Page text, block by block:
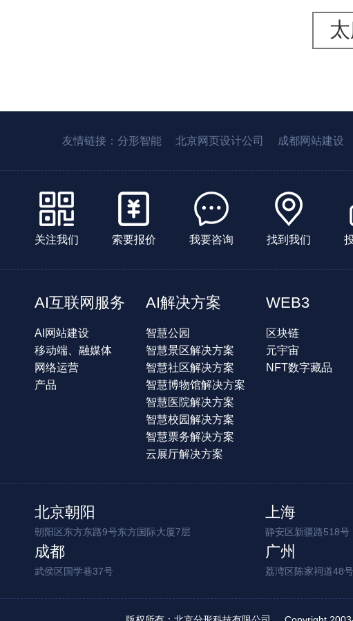
友情链接： 分形智能 北京网页设计公司 成都网站建设
关注我们 索要报价 我要咨询 找到我们
AI互联网服务
AI网站建设
移动端、融媒体
网络运营
产品
AI解决方案
智慧公园
智慧景区解决方案
智慧社区解决方案
智慧博物馆解决方案
智慧医院解决方案
智慧校园解决方案
智慧票务解决方案
云展厅解决方案
WEB3
区块链
元宇宙
NFT数字藏品
北京朝阳
朝阳区东方东路9号东方国际大厦7层
上海
静安区新疆路518号
成都
武侯区国学巷37号
广州
荔湾区陈家祠道48号